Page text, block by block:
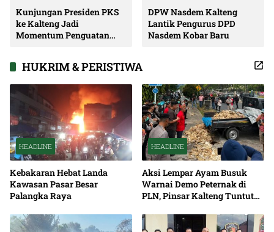
Kunjungan Presiden PKS
ke Kalteng Jadi
Momentum Penguatan
DPW Nasdem Kalteng
Lantik Pengurus DPD
Nasdem Kobar Baru
HUKRIM & PERISTIWA
HEADLINE
Kebakaran Hebat Landa
Kawasan Pasar Besar
Palangka Raya
HEADLINE
Aksi Lempar Ayam Busuk
Warnai Demo Peternak di
PLN, Pinsar Kalteng Tuntut